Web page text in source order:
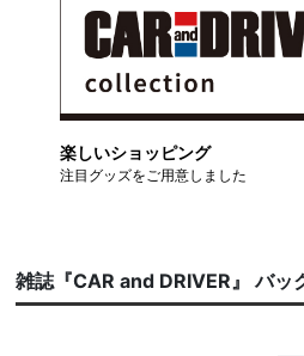
楽しいショッピング
注目グッズをご用意しました
雑誌『CAR and DRIVER』 バッ